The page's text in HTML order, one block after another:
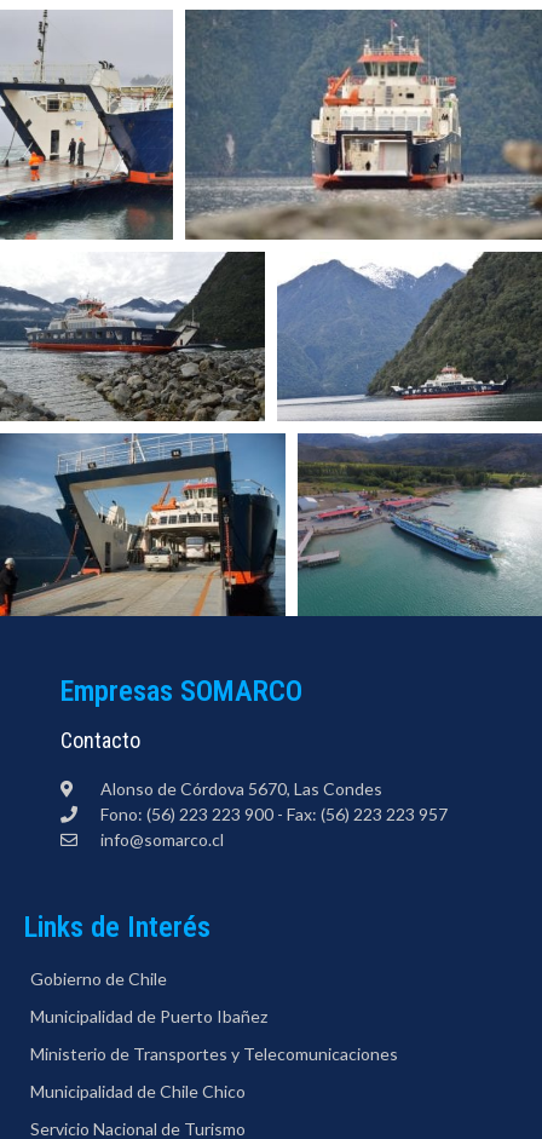
Empresas SOMARCO
Contacto
Alonso de Córdova 5670, Las Condes
Fono: (56) 223 223 900 - Fax: (56) 223 223 957
info@somarco.cl
Links de Interés
Gobierno de Chile
Municipalidad de Puerto Ibañez
Ministerio de Transportes y Telecomunicaciones
Municipalidad de Chile Chico
Servicio Nacional de Turismo